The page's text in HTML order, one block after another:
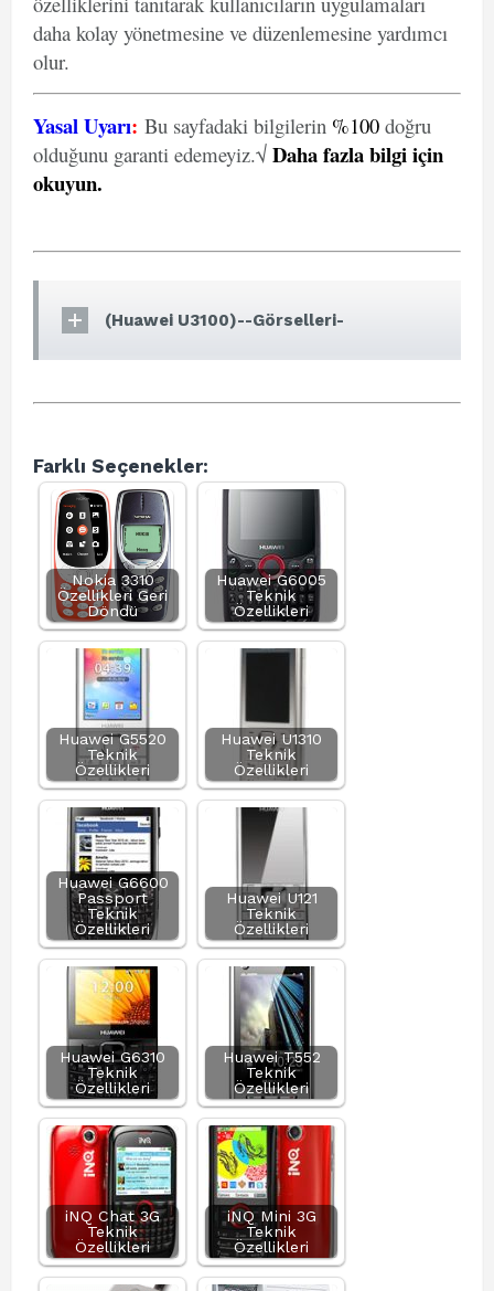
daha kolay yönetmesine ve düzenlemesine yardımcı
olur.
Yasal Uyarı: Bu sayfadaki bilgilerin %100 doğru
olduğunu garanti edemeyiz.√ Daha fazla bilgi için
okuyun.
(Huawei U3100)--Görselleri-
Farklı Seçenekler:
Nokia 3310
Özellikleri Geri
Döndü
Huawei G6005
Teknik
Özellikleri
Huawei G5520
Teknik
Özellikleri
Huawei U1310
Teknik
Özellikleri
Huawei G6600
Passport
Teknik
Özellikleri
Huawei U121
Teknik
Özellikleri
Huawei G6310
Teknik
Özellikleri
Huawei T552
Teknik
Özellikleri
iNQ Chat 3G
Teknik
Özellikleri
iNQ Mini 3G
Teknik
Özellikleri